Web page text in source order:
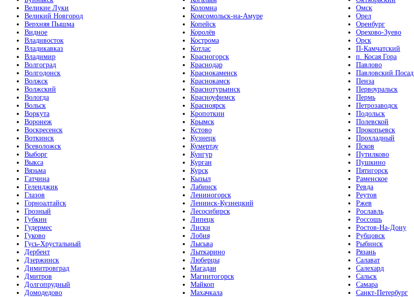
Великие Луки
Великий Новгород
Верхняя Пышма
Видное
Владивосток
Владикавказ
Владимир
Волгоград
Волгодонск
Волжск
Волжский
Вологда
Вольск
Воркута
Воронеж
Воскресенск
Воткинск
Всеволожск
Выборг
Выкса
Вязьма
Гатчина
Геленджик
Глазов
Горноалтайск
Грозный
Губкин
Гудермес
Гуково
Гусь-Хрустальный
Дербент
Дзержинск
Димитровград
Дмитров
Долгопрудный
Домодедово
Коломна
Комсомольск-на-Амуре
Копейск
Королёв
Кострома
Котлас
Красногорск
Краснодар
Краснокаменск
Краснокамск
Краснотурьинск
Красноуфимск
Красноярск
Кропоткин
Крымск
Кстово
Кузнецк
Кумертау
Кунгур
Курган
Курск
Кызыл
Лабинск
Лениногорск
Ленинск-Кузнецкий
Лесосибирск
Липецк
Лиски
Лобня
Лысьва
Лыткарино
Люберцы
Магадан
Магнитогорск
Майкоп
Махачкала
Омск
Орел
Оренбург
Орехово-Зуево
Орск
П-Камчатский
п. Косая Гора
Павлово
Павловский Посад
Пенза
Первоуральск
Пермь
Петрозаводск
Подольск
Полевской
Прокопьевск
Прохладный
Псков
Путилково
Пушкино
Пятигорск
Раменское
Ревда
Реутов
Ржев
Рославль
Россошь
Ростов-На-Дону
Рубцовск
Рыбинск
Рязань
Салават
Салехард
Сальск
Самара
Санкт-Петербург